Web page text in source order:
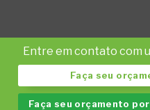
Entre em contato com
Faça seu
Faça seu orçamento